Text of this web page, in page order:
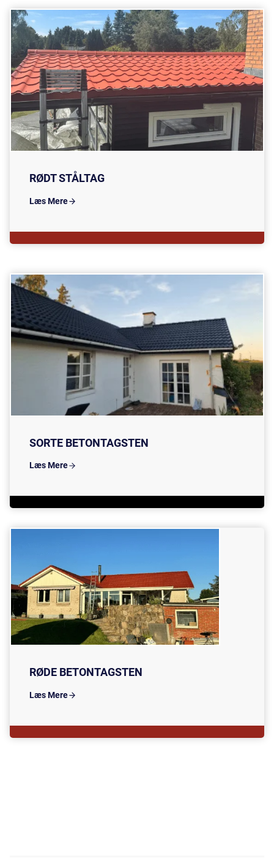
RØDT STÅLTAG
Læs Mere
SORTE BETONTAGSTEN
Læs Mere
RØDE BETONTAGSTEN
Læs Mere